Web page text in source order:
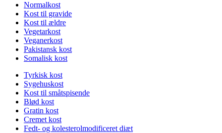
Normalkost
Kost til gravide
Kost til ældre
Vegetarkost
Veganerkost
Pakistansk kost
Somalisk kost
Tyrkisk kost
Sygehuskost
Kost til småtspisende
Blød kost
Gratin kost
Cremet kost
Fedt- og kolesterolmodificeret diæt